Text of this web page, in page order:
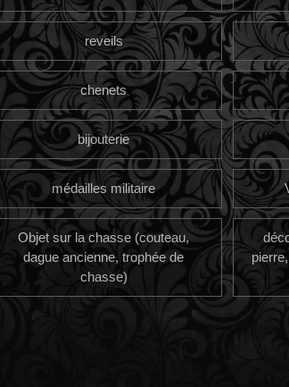
reveils
chenets
bijouterie
médailles militaire
Objet sur la chasse (couteau,
dague ancienne, trophée de
chasse)